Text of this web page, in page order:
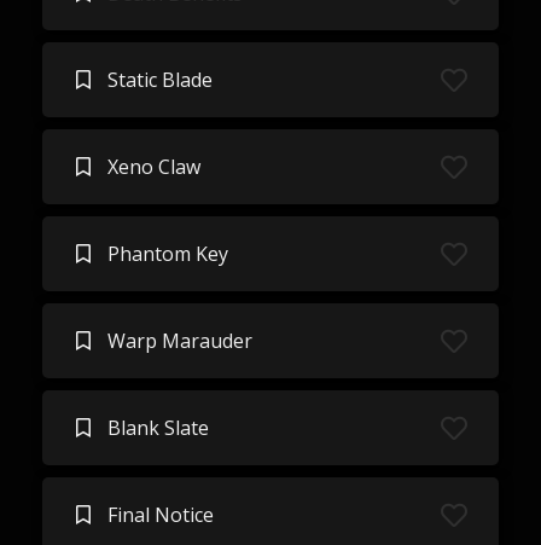
Static Blade
Xeno Claw
Phantom Key
Warp Marauder
Blank Slate
Final Notice